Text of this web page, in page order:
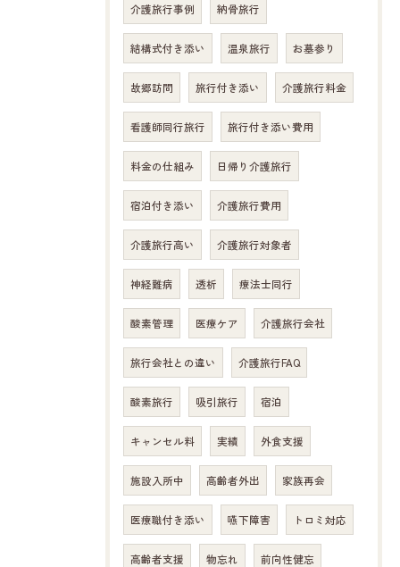
介護旅行事例 納骨旅行
結構式付き添い 温泉旅行 お墓参り
故郷訪問 旅行付き添い 介護旅行料金
看護師同行旅行 旅行付き添い費用
料金の仕組み 日帰り介護旅行
宿泊付き添い 介護旅行費用
介護旅行高い 介護旅行対象者
神経難病 透析 療法士同行
酸素管理 医療ケア 介護旅行会社
旅行会社との違い 介護旅行FAQ
酸素旅行 吸引旅行 宿泊
キャンセル料 実績 外食支援
施設入所中 高齢者外出 家族再会
医療職付き添い 嚥下障害 トロミ対応
高齢者支援 物忘れ 前向性健忘